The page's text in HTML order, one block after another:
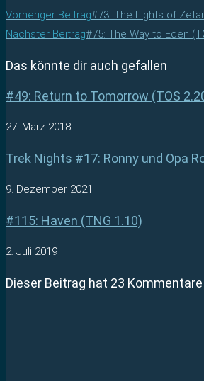
Vorheriger Beitrag#73: The Lights of
Nächster Beitrag#75: The Way to Eden
Das könnte dir auch gefallen
#49: Return to Tomorrow (TOS
27. März 2018
Trek Nights #17: Ronny und Opa
9. Dezember 2021
#115: Haven (TNG 1.10)
2. Juli 2019
Dieser Beitrag hat 23 Kommentare